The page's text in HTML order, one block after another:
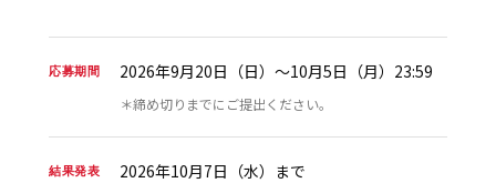
応募期間 2026年9月20日（日）〜10月5日（月）23:59
＊締め切りまでにご提出ください。
結果発表 2026年10月7日（水）まで